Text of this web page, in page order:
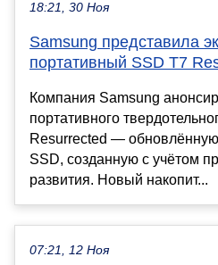
18:21, 30 Ноя
Samsung представила
портативный SSD T7
Компания Samsung
портативного
Resurrected —
SSD, созданную с учётом
развития. Новый накопит...
07:21, 12 Ноя